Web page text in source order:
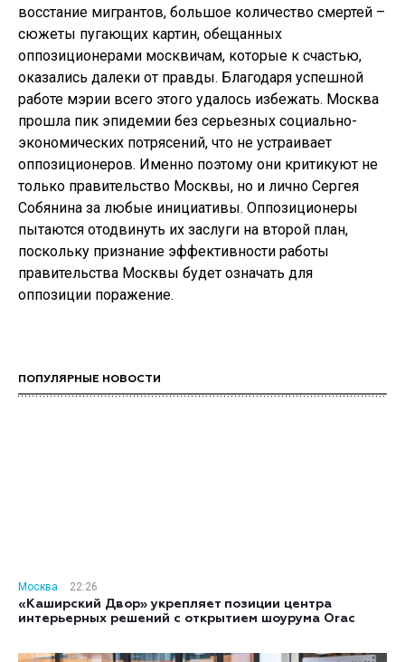
восстание мигрантов, большое количество смертей –
сюжеты пугающих картин, обещанных
оппозиционерами москвичам, которые к счастью,
оказались далеки от правды. Благодаря успешной
работе мэрии всего этого удалось избежать. Москва
прошла пик эпидемии без серьезных социально-
экономических потрясений, что не устраивает
оппозиционеров. Именно поэтому они критикуют не
только правительство Москвы, но и лично Сергея
Собянина за любые инициативы. Оппозиционеры
пытаются отодвинуть их заслуги на второй план,
поскольку признание эффективности работы
правительства Москвы будет означать для
оппозиции поражение.
ПОПУЛЯРНЫЕ НОВОСТИ
Москва
22:26
«Каширский Двор» укрепляет позиции центра
интерьерных решений с открытием шоурума Orac